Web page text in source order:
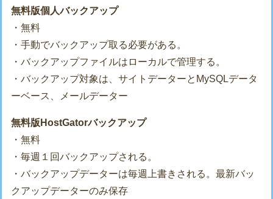
無料版個人バックアップ
・無料
・手動でバックアップ取る必要がある。
・バックアップファイルはローカルで管理する。
・バックアップ対象は、サイトデーターとMySQLデータ
ーベース、メールデーター
無料版HostGatorバックアップ
・無料
・毎週１回バックアップされる。
・バックアップデーターは毎週上書きされる。最新バッ
クアップデーターのみ保存